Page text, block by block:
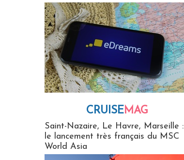
CRUISEMAG
Saint-Nazaire, Le Havre, Marseille :
le lancement très français du MSC
World Asia